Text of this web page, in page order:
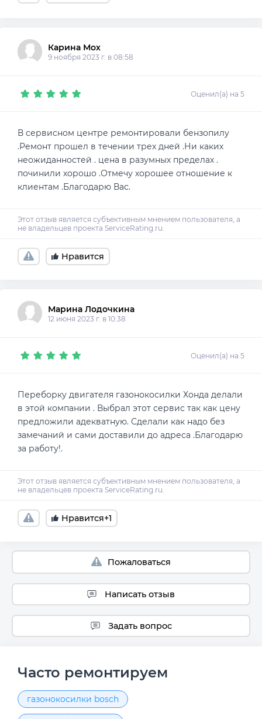
Карина Мох
9 ноября 2023 г. в 08:58
Оценил(а) на 5
В сервисном центре ремонтировали бензопилу
.Ремонт прошел в течении трех дней .Ни каких
неожиданностей . цена в разумных пределах .
починили хорошо .Отмечу хорошее отношение к
клиентам .Благодарю Вас.
Нравится
Марина Лодочкина
12 июня 2023 г. в 10:38
Оценил(а) на 5
Переборку двигателя газонокосилки Хонда делали
в этой компании . Выбрал этот сервис так как цену
предложили адекватную. Сделали как надо без
замечаний и сами доставили до адреса .Благодарю
за работу!.
Нравится+1
Пожаловаться
Написать отзыв
Задать вопрос
Часто ремонтируем
газонокосилки bosch